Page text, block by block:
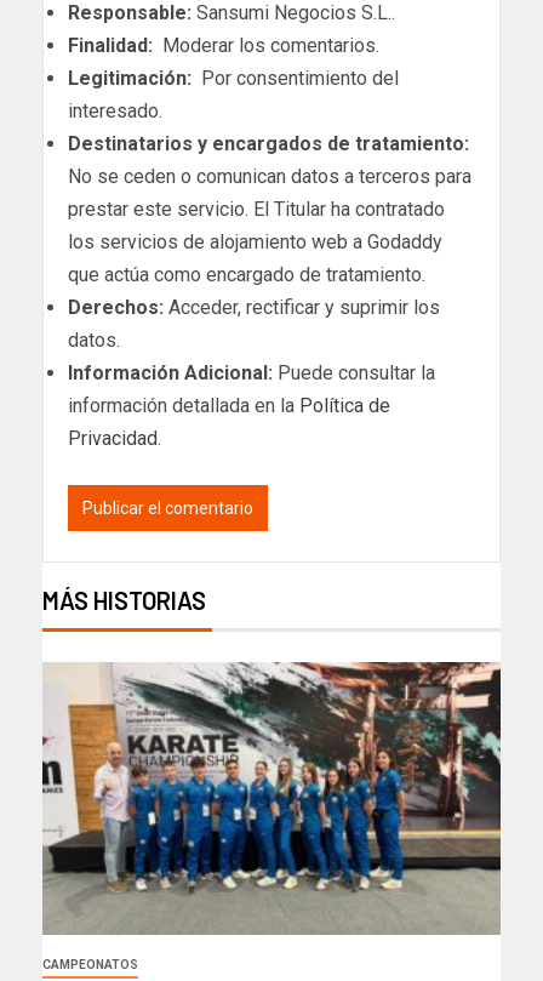
Responsable: Sansumi Negocios S.L..
Finalidad: Moderar los comentarios.
Legitimación: Por consentimiento del
interesado.
Destinatarios y encargados de tratamiento:
No se ceden o comunican datos a terceros para
prestar este servicio. El Titular ha contratado
los servicios de alojamiento web a Godaddy
que actúa como encargado de tratamiento.
Derechos: Acceder, rectificar y suprimir los
datos.
Información Adicional: Puede consultar la
información detallada en la Política de
Privacidad.
MÁS HISTORIAS
CAMPEONATOS